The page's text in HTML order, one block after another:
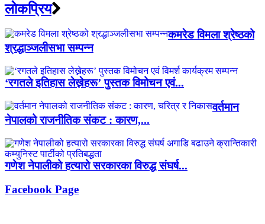
लाेकप्रिय
कमरेड विमला श्रेष्ठको
श्रद्धाञ्जलीसभा सम्पन्न
‘रगतले इतिहास लेख्नेहरू’ पुस्तक विमोचन एवं...
वर्तमान
नेपालको राजनीतिक संकट : कारण,...
गणेश नेपालीको हत्यारो सरकारका विरुद्ध संघर्ष...
Facebook Page